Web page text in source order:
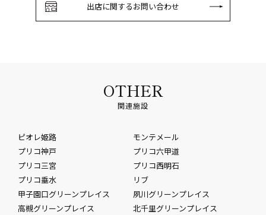
出店に関するお問い合わせ
OTHER
関連施設
ピオレ姫路
モンテメール
プリコ神戸
プリコ六甲道
プリコ三宮
プリコ西明石
プリコ垂水
リブ
甲子園口グリーンプレイス
夙川グリーンプレイス
高槻グリーンプレイス
北千里グリーンプレイス